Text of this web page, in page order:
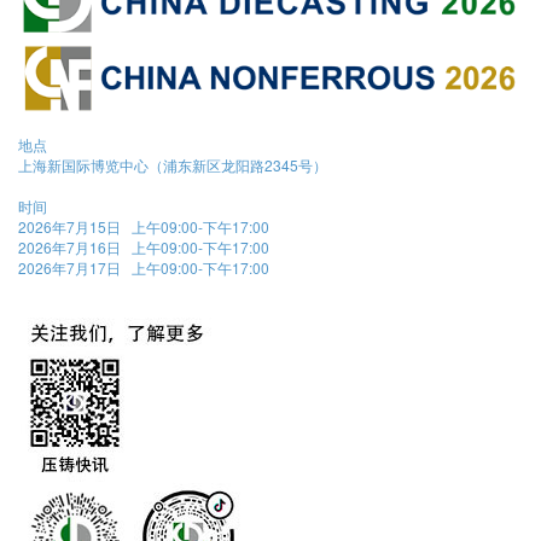
地点
上海新国际博览中心（浦东新区龙阳路2345号）
时间
2026年7月15日 上午09:00-下午17:00
2026年7月16日 上午09:00-下午17:00
2026年7月17日 上午09:00-下午17:00